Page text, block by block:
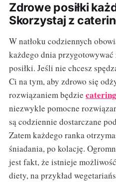
Zdrowe posiłki
Skorzystaj z
W natłoku codziennych
każdego dnia przygotowywać
posiłki. Jeśli nie chcesz
Ci na tym, aby zdrowo się
rozwiązaniem będzie
niezwykle pomocne
są codziennie dostarczane
Zatem każdego ranka
śniadania, po kolację.
jest fakt, że istnieje
diety, na przykład